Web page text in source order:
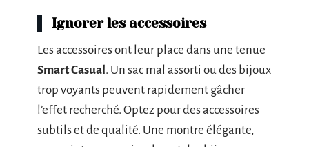
Ignorer les accessoires
Les accessoires ont leur place dans une tenue
Smart Casual. Un sac mal assorti ou des bijoux
trop voyants peuvent rapidement gâcher
l’effet recherché. Optez pour des accessoires
subtils et de qualité. Une montre élégante,